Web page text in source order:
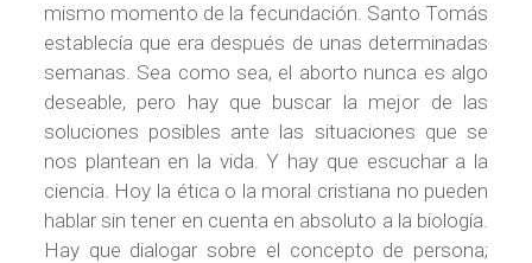
mismo momento de la fecundación. Santo Tomás
establecía que era después de unas determinadas
semanas. Sea como sea, el aborto nunca es algo
deseable, pero hay que buscar la mejor de las
soluciones posibles ante las situaciones que se
nos plantean en la vida. Y hay que escuchar a la
ciencia. Hoy la ética o la moral cristiana no pueden
hablar sin tener en cuenta en absoluto a la biología.
Hay que dialogar sobre el concepto de persona;